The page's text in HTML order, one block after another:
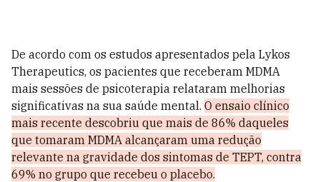
De acordo com os estudos apresentados pela Lykos
Therapeutics, os pacientes que receberam MDMA
mais sessões de psicoterapia relataram melhorias
significativas na sua saúde mental. O ensaio clínico
mais recente descobriu que mais de 86% daqueles
que tomaram MDMA alcançaram uma redução
relevante na gravidade dos sintomas de TEPT, contra
69% no grupo que recebeu o placebo.